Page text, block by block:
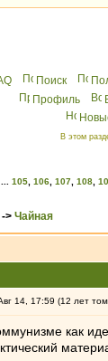
Поиск
Профиль
В этом
105 106 107 108
-> Чайная
14, 17:59 (12 лет
как